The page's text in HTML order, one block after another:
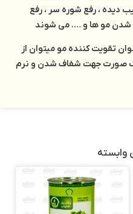
دیده ، رفع شوره سر ، رفع
شدن مو ها و …. می شوند
تقویت کننده مو میتوان از
صورت جهت شفاف شدن و نرم
وابسته